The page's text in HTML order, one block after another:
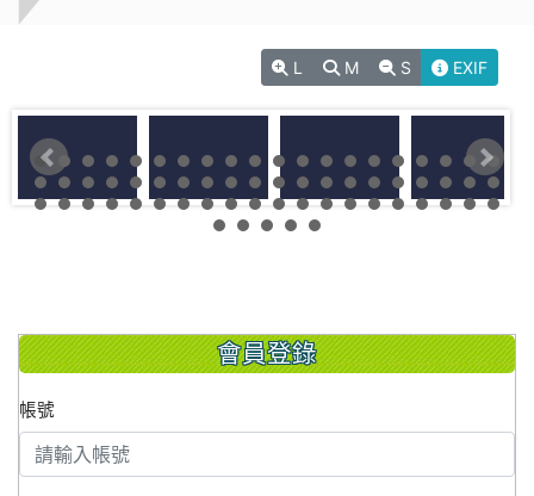
L M S EXIF
會員登錄
帳號